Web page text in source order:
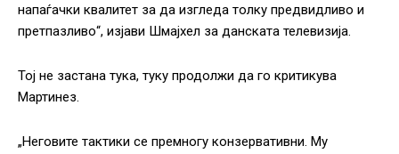
напаѓачки квалитет за да изгледа толку предвидливо и
претпазливо“, изјави Шмајхел за данската телевизија.
Тој не застана тука, туку продолжи да го критикува
Мартинез.
„Неговите тактики се премногу конзервативни. Му